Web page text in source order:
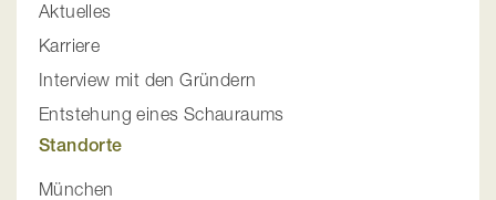
Aktuelles
Karriere
Interview mit den Gründern
Entstehung eines Schauraums
Standorte
München